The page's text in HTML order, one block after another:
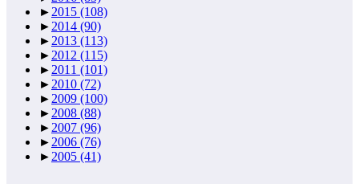
► 2015 (108)
► 2014 (90)
► 2013 (113)
► 2012 (115)
► 2011 (101)
► 2010 (72)
► 2009 (100)
► 2008 (88)
► 2007 (96)
► 2006 (76)
► 2005 (41)